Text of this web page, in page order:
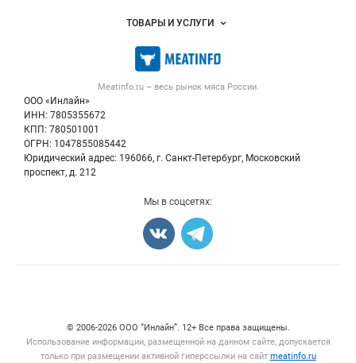
Meatinfo.ru – весь рынок мясаРоссии.
ООО «Инлайн»
ИНН: 7805355672
КПП: 780501001
ОГРН: 1047855085442
Юридический адрес: 196066, г. Санкт-Петербург, Московский
проспект, д. 212
Размещение рекламы
Публичная оферта
Контактная информация
Политика обработки персональных данных
Объявления
Новости рынка
Вакансии
ТОВАРЫ И УСЛУГИ
Мясо, мясопродукты
Скот в живом весе
Колбасы, сосиски, деликатесы
Мы в соцсетях:
© 2006‑2026 ООО “Инлайн”. 12+ Все права защищены.
Использование информации, размещенной на данном сайте, допускается
только при размещении активной гиперссылки на сайт meatinfo.ru